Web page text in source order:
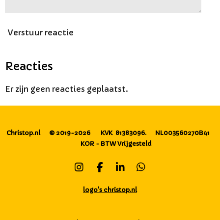
Verstuur reactie
Reacties
Er zijn geen reacties geplaatst.
Christop.nl © 2019-2026 KVK 81383096. NL003560270B41
KOR - BTW Vrijgesteld
I
F
c
L
n
W
logo's christop.nl